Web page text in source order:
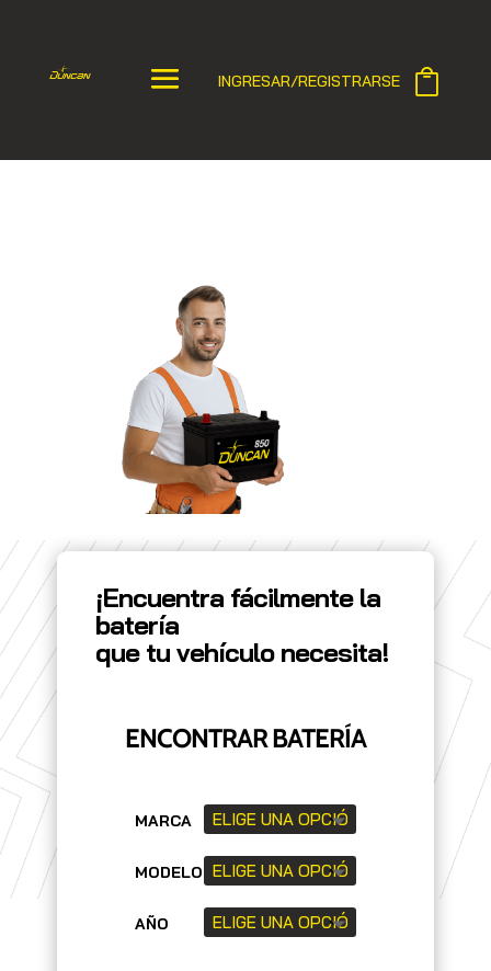
INGRESAR/REGISTRARSE
¡Encuentra fácilmente la
batería
que tu vehículo necesita!
ENCONTRAR BATERÍA
MARCA
MODELO
AÑO